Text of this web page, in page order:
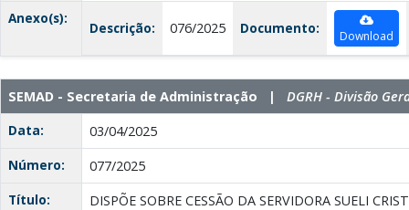
Anexo(s):
Descrição: 076/2025 Documento: Download
SEMAD - Secretaria de Administração | DGRH - Divisão
Data:
03/04/2025
Número:
077/2025
Título:
DISPÕE SOBRE CESSÃO DA SERVIDORA SUELI